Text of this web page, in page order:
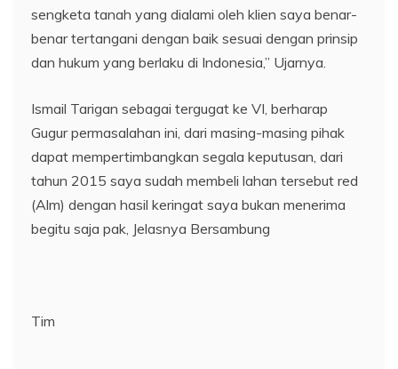
sengketa tanah yang dialami oleh klien saya benar-
benar tertangani dengan baik sesuai dengan prinsip
dan hukum yang berlaku di Indonesia,” Ujarnya.
Ismail Tarigan sebagai tergugat ke VI, berharap
Gugur permasalahan ini, dari masing-masing pihak
dapat mempertimbangkan segala keputusan, dari
tahun 2015 saya sudah membeli lahan tersebut red
(Alm) dengan hasil keringat saya bukan menerima
begitu saja pak, Jelasnya Bersambung
Tim